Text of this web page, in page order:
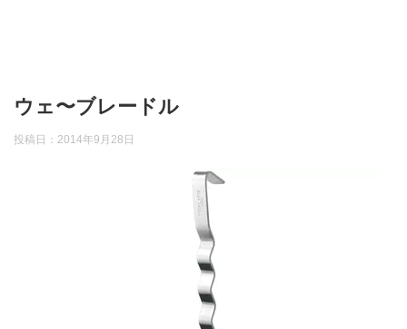
ウェ〜ブレードル
投稿日： 2014年9月28日